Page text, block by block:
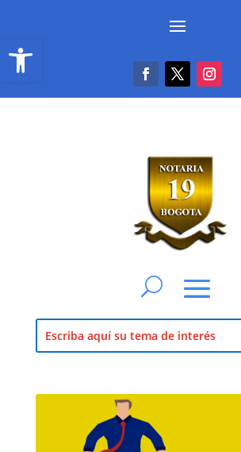
Abrir barra de herramientas